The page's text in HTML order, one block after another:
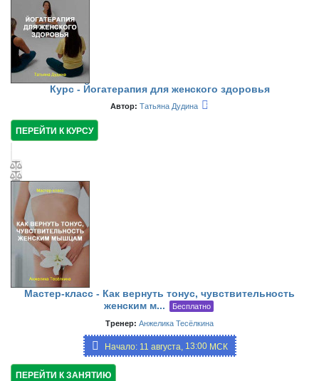
Курс - Йогатерапия для женского здоровья
Автор: Татьяна Дудина
ПЕРЕЙТИ К КУРСУ
Мастер-класс - Как вернуть тонус, чувствительность
женским м...
Бесплатно
Тренер: Анжелика Тесёлкина
Начало: 11 августа, 13:00,
19:00
МСК
ПЕРЕЙТИ К ЗАНЯТИЮ